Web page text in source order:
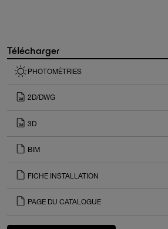
Télécharger
PHOTOMÉTRIES
2D/DWG
3D
BIM
FICHE INSTALLATION
PAGE DU CATALOGUE